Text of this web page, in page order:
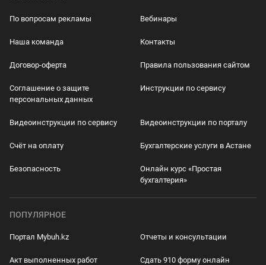
По вопросам рекламы Вебинары
Наша команда Контакты
Договор-оферта Правила пользования сайтом
Соглашение о защите
персональных данных
Инструкции по сервису
Видеоинструкции по сервису Видеоинструкции по порталу
Счёт на оплату Бухгалтерские услуги в Астане
Безопасность
Онлайн курс «Простая
бухгалтерия»
ПОПУЛЯРНОЕ
Портал Mybuh.kz Отчеты и консультации
Акт выполненных работ Сдать 910 форму онлайн